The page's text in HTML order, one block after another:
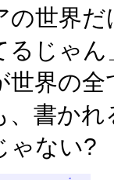
の世界
るじゃ
世界の
、書か
ゃない?